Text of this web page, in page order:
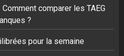
comparer les TAEG
?
pour la semaine